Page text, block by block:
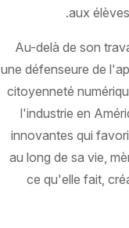
aux
Au-delà de son
une défenseure de
citoyenneté
l'industrie en
innovantes qui
au long de sa vie,
ce qu'elle fait,